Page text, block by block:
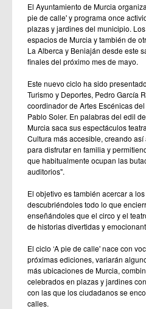
El Ayuntamiento de Murcia
pie de calle' y programa once
plazas y jardines del municipio.
espacios de Murcia y también de
La Alberca y Beniaján desde este
finales del próximo mes de mayo.
Este nuevo ciclo ha sido
Turismo y Deportes, Pedro García
coordinador de Artes Escénicas
Pablo Soler. En palabras del edil
Murcia saca sus espectáculos
Cultura más accesible, creando
para disfrutar en familia y
que habitualmente ocupan las
auditorios".
El objetivo es también acercar a
descubriéndoles todo lo que
enseñándoles que el circo y el
de historias divertidas y
El ciclo ‘A pie de calle' nace con
próximas ediciones, variarán
más ubicaciones de Murcia,
celebrados en plazas y jardines
con las que los ciudadanos se
calles.